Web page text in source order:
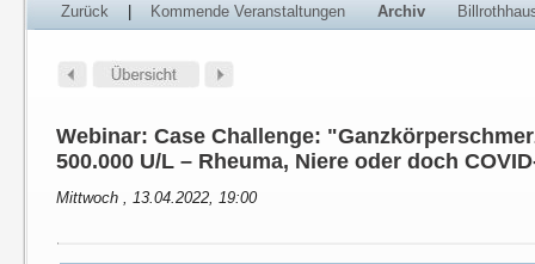
Zurück Kommende Veranstaltungen Archiv
Webinar: Case Challenge:
500.000 U/L – Rheuma, Niere oder doch
Mittwoch , 13.04.2022, 19:00